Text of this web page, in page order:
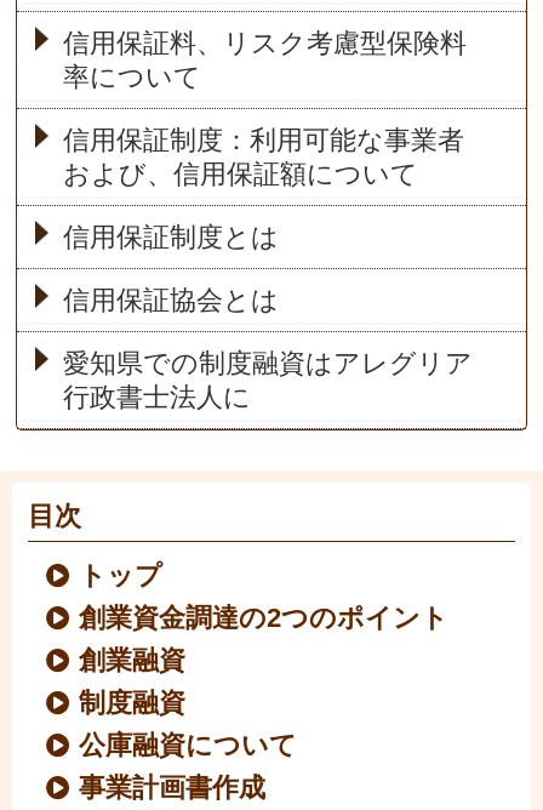
信用保証料、リスク考慮型保険料
率について
信用保証制度：利用可能な事業者
および、信用保証額について
信用保証制度とは
信用保証協会とは
愛知県での制度融資はアレグリア
行政書士法人に
目次
トップ
創業資金調達の2つのポイント
創業融資
制度融資
公庫融資について
事業計画書作成